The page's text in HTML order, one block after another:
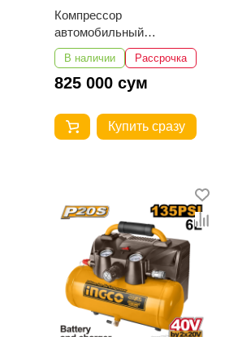
Компрессор
автомобильный
аккумуляторный Einhell
CE-CC 18
В наличии Рассрочка
825 000 сум
Купить сразу